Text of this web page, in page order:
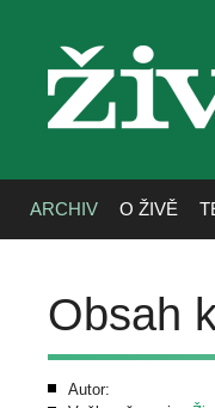
živa
ARCHIV O ŽIVĚ
Obsah
Autor: